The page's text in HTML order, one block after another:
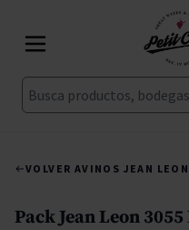
Buscar
VOLVER AVINOS JEAN LEON
Pack Jean Leon